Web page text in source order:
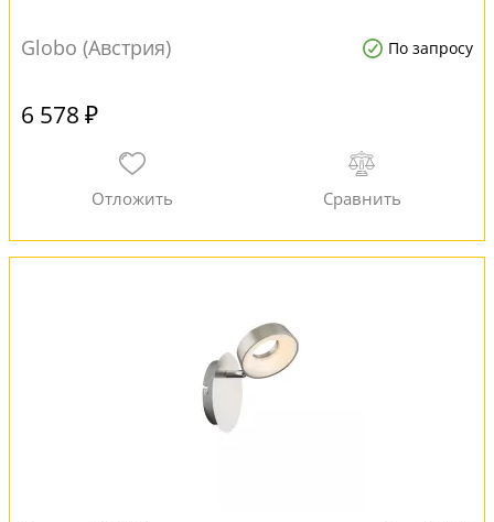
Globo (Австрия) По запросу
6 578 ₽